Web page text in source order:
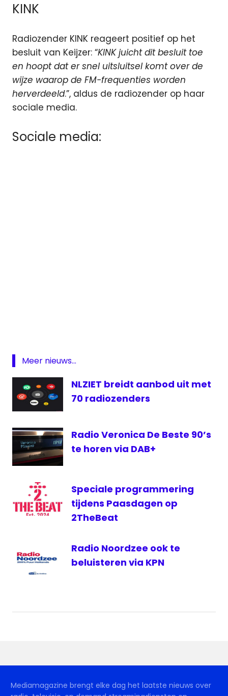
KINK
Radiozender KINK reageert positief op het
besluit van Keijzer: “KINK juicht dit besluit toe
en hoopt dat er snel uitsluitsel komt over de
wijze waarop de FM-frequenties worden
herverdeeld.”, aldus de radiozender op haar
sociale media.
Sociale media:
vergunning
verlenging
Meer nieuws...
NLZIET breidt aanbod uit met
70 radiozenders
Radio Veronica De Beste 90’s
te horen via DAB+
Speciale programmering
tijdens Paasdagen op
2TheBeat
Radio Noordzee ook te
beluisteren via KPN
Mediamagazine brengt elke dag het laatste nieuws over